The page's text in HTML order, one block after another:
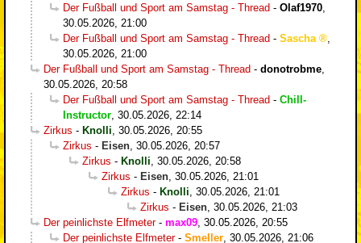
Der Fußball und Sport am Samstag - Thread - Olaf1970
30.05.2026, 21:00
Der Fußball und Sport am Samstag - Thread - Sascha
30.05.2026, 21:00
Der Fußball und Sport am Samstag - Thread - donotrobme
30.05.2026, 20:58
Der Fußball und Sport am Samstag - Thread - Chill-
Instructor 30.05.2026, 22:14
Zirkus - Knolli 30.05.2026, 20:55
Zirkus - Eisen 30.05.2026, 20:57
Zirkus - Knolli 30.05.2026, 20:58
Zirkus - Eisen 30.05.2026, 21:01
Zirkus - Knolli 30.05.2026, 21:01
Zirkus - Eisen 30.05.2026, 21:03
Der peinlichste Elfmeter- max09 30.05.2026, 20:55
Der peinlichste Elfmeter- Smeller 30.05.2026, 21:06